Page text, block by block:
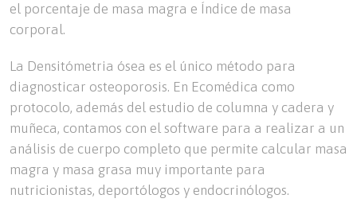
el porcentaje de masa magra e Índice de masa
corporal.
La Densitómetria ósea es el único método para
diagnosticar osteoporosis. En Ecomédica como
protocolo, además del estudio de columna y cadera y
muñeca, contamos con el software para a realizar a un
análisis de cuerpo completo que permite calcular masa
magra y masa grasa muy importante para
nutricionistas, deportólogos y endocrinólogos.